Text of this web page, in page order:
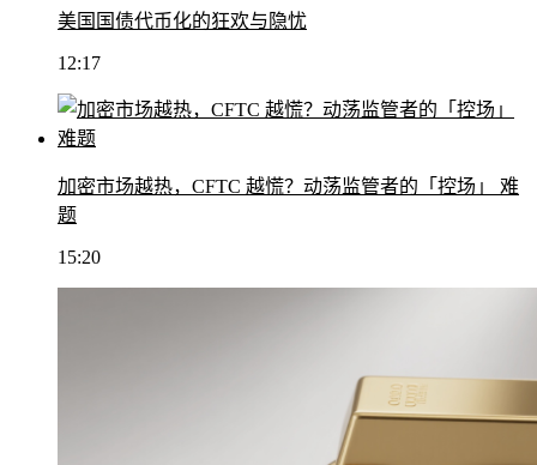
美国国债代币化的狂欢与隐忧
12:17
加密市场越热，CFTC 越慌？动荡监管者的「控场」 难
题
15:20